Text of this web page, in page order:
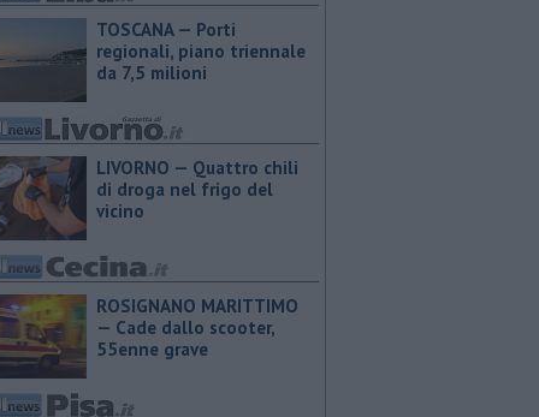
TOSCANA — Porti
regionali, piano triennale
da 7,5 milioni
LIVORNO — Quattro chili
di droga nel frigo del
vicino
ROSIGNANO MARITTIMO
— Cade dallo scooter,
55enne grave